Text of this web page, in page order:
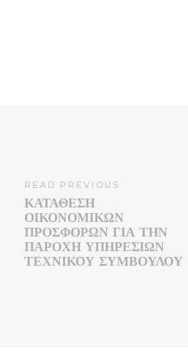
READ PREVIOUS
ΚΑΤΑΘΕΣΗ
ΟΙΚΟΝΟΜΙΚΩΝ
ΠΡΟΣΦΟΡΩΝ ΓΙΑ ΤΗΝ
ΠΑΡΟΧΗ ΥΠΗΡΕΣΙΩΝ
ΤΕΧΝΙΚΟΥ ΣΥΜΒΟΥΛΟΥ